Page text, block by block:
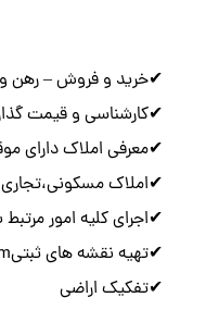
✔خرید و فروش – رهن و
✔کارشناسی و قیمت
✔معرفی املاک دارای
✔املاک
✔اجرای کلیه امور
✔تهیه نقشه های ثبتیutm و نقشه هایGPS
✔تفکیک اراضی